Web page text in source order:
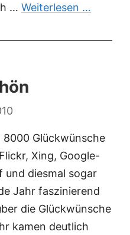
… Weiterlesen …
Glückwünsche
Xing, Google-
und diesmal sogar
Jahr faszinierend
die Glückwünsche
kamen deutlich